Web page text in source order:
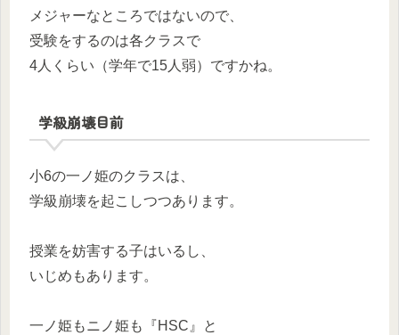
メジャーなところではないので、
受験をするのは各クラスで
4人くらい（学年で15人弱）ですかね。
学級崩壊目前
小6の一ノ姫のクラスは、
学級崩壊を起こしつつあります。
授業を妨害する子はいるし、
いじめもあります。
一ノ姫もニノ姫も『HSC』と